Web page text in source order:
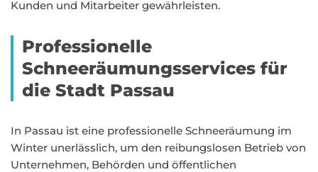
Kunden und Mitarbeiter gewährleisten.
Professionelle
Schneeräumungsservices für
die Stadt Passau
In Passau ist eine professionelle Schneeräumung im
Winter unerlässlich, um den reibungslosen Betrieb von
Unternehmen, Behörden und öffentlichen